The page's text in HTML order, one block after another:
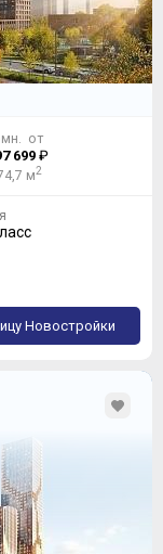
от
699₽
м2
Новостройки